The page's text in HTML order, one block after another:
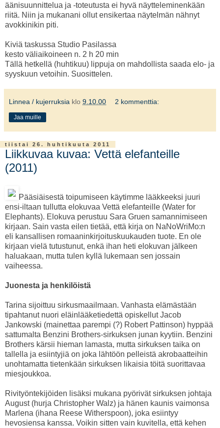
äänisuunnittelua ja -toteutusta ei hyvä näytteleminenkään
riitä. Niin ja mukanani ollut ensikertaa näytelmän nähnyt
avokkinikin piti.
Kiviä taskussa Studio Pasilassa
kesto väliaikoineen n. 2 h 20 min
Tällä hetkellä (huhtikuu) lippuja on mahdollista saada elo- ja
syyskuun vetoihin. Suosittelen.
Linnea / kujerruksia klo 9.10.00 2 kommenttia:
Jaa muille
tiistai 26. huhtikuuta 2011
Liikkuvaa kuvaa: Vettä elefanteille
(2011)
Pääsiäisestä toipumiseen käytimme lääkkeeksi juuri
ensi-iltaan tullutta elokuvaa Vettä elefanteille (Water for
Elephants). Elokuva perustuu Sara Gruen samannimiseen
kirjaan. Sain vasta eilen tietää, että kirja on NaNoWriMo:n
eli kansallisen romaaninkirjoituskuukauden tuote. En ole
kirjaan vielä tutustunut, enkä ihan heti elokuvan jälkeen
haluakaan, mutta tulen kyllä lukemaan sen jossain
vaiheessa.
Juonesta ja henkilöistä
Tarina sijoittuu sirkusmaailmaan. Vanhasta elämästään
tipahtanut nuori eläinlääketiedettä opiskellut Jacob
Jankowski (mainettaa parempi (?) Robert Pattinson) hyppää
sattumalta Benzini Brothers-sirkuksen junan kyytiin. Benzini
Brothers kärsii hieman lamasta, mutta sirkuksen taika on
tallella ja esiintyjiä on joka lähtöön pelleistä akrobaatteihin
unohtamatta tietenkään sirkuksen likaisia töitä suorittavaa
miesjoukkoa.
Rivityöntekijöiden lisäksi mukana pyörivät sirkuksen johtaja
August (hurja Christopher Walz) ja hänen kaunis vaimonsa
Marlena (ihana Reese Witherspoon), joka esiintyy
hevosiensa kanssa. Voikin sitten vain kuvitella, että kehen